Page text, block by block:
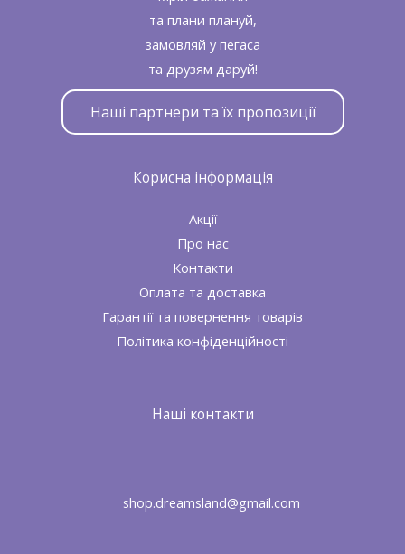
та плани плануй,
замовляй у пегаса
та друзям даруй!
Наші партнери та їх пропозиції
Корисна інформація
Акції
Про нас
Контакти
Оплата та доставка
Гарантії та повернення товарів
Політика конфіденційності
Наші контакти
shop.dreamsland@gmail.com